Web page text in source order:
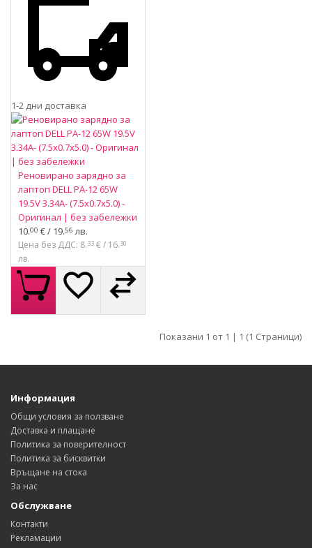
1-2 дни доставка
Реновирано зарядно за
лаптоп DELL PA-12 65W
19.5V 3.34A- (7.5x0.7x5.0) -
Оригинал | без забележки
10.00 € / 19.56 лв.
Цена без ДДС: 8.33 € / 16.30
лв.
Показани 1 от 1 | 1 (1 Страници)
Информация
Общи условия за ползване
Доставка и плащане
Политика за поверителност
Политика за бисквитки
Връщане на стока
За нас
Обслужване
Контакти
Рекламации